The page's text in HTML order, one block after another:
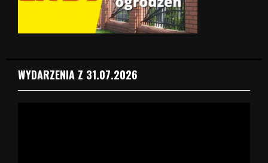
WYDARZENIA Z 31.07.2026